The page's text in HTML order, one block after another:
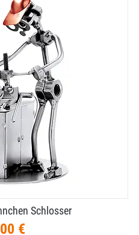
Schlosser
€